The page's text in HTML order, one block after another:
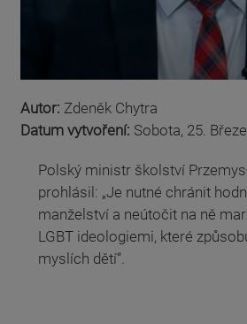
Autor: Zdeněk Chytra
Datum vytvoření: Sobota, 25.
Polský ministr školství
prohlásil: „Je nutné chránit
manželství a neútočit na ně
LGBT ideologiemi, které
myslích dětí“.